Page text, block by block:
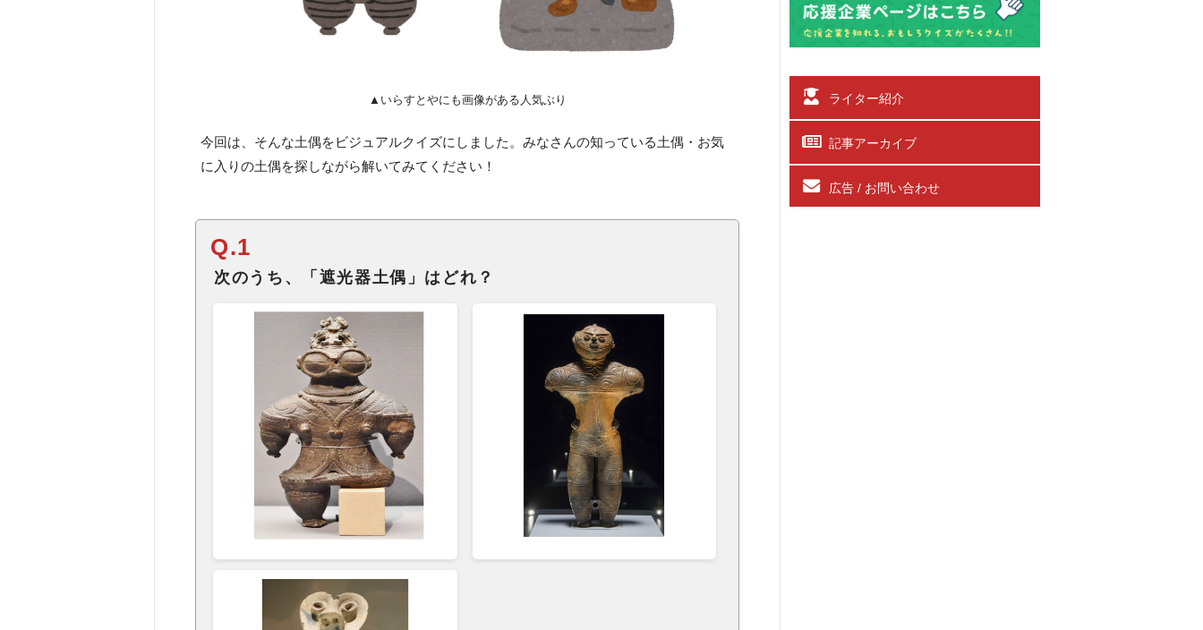
▲いらすとやにも画像がある人気ぶり
今回は、そんな土偶をビジュアルクイズにしました。みなさんの知っている土偶・お気
に入りの土偶を探しながら解いてみてください！
Q.1
次のうち、「遮光器土偶」はどれ？
ライター紹介
記事アーカイブ
広告 / お問い合わせ